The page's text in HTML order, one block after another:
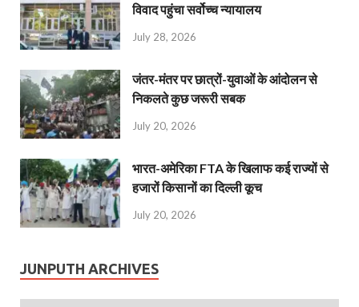
विवाद पहुंचा सर्वोच्च न्यायालय
July 28, 2026
जंतर-मंतर पर छात्रों-युवाओं के आंदोलन से
निकलते कुछ जरूरी सबक
July 20, 2026
भारत-अमेरिका FTA के खिलाफ कई राज्यों से
हजारों किसानों का दिल्ली कूच
July 20, 2026
JUNPUTH ARCHIVES